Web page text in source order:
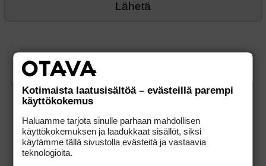
Kotimaista laatusisältöä – evästeillä parempi
käyttökokemus
Haluamme tarjota sinulle parhaan mahdollisen
käyttökokemuksen ja laadukkaat sisällöt, siksi
käytämme tällä sivustolla evästeitä ja vastaavia
teknologioita.